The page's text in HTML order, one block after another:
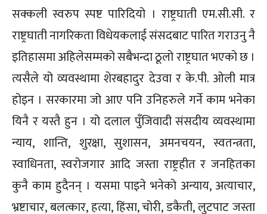
सक्कली स्वरुप स्पष्ट पारिदियो । राष्ट्रघाती एम.सी.सी. र
राष्ट्रघाती नागरिकता विधेयकलाई संसदबाट पारित गराउनु नै
इतिहासमा अहिलेसम्मको सबैभन्दा ठूलो राष्ट्रघात भएको छ ।
त्यसैले यो व्यवस्थामा शेरबहादुर देउवा र के.पी. ओली मात्र
होइन । सरकारमा जो आए पनि उनिहरुले गर्ने काम भनेका
यिनै र यस्तै हुन । यो दलाल पुँजिवादी संसदीय व्यवस्थामा
न्याय, शान्ति, शुरक्षा, सुशासन, अमनचयन, स्वतन्त्रता,
स्वाधिनता, स्वरोजगार आदि जस्ता राष्ट्रहीत र जनहितका
कुनै काम हुदैनन् । यसमा पाइने भनेको अन्याय, अत्याचार,
भ्रष्टाचार, बलत्कार, हत्या, हिंसा, चोरी, डकैती, लुटपाट जस्ता